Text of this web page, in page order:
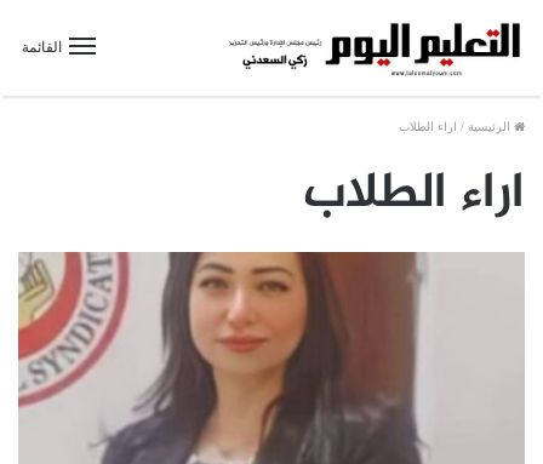
القائمة
الرئيسية / اراء الطلاب
اراء الطلاب